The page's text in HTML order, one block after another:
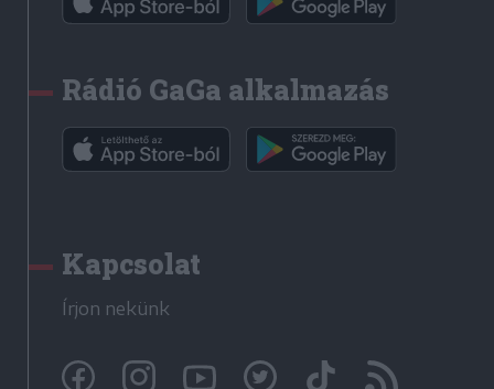
Rádió GaGa alkalmazás
Kapcsolat
Írjon nekünk